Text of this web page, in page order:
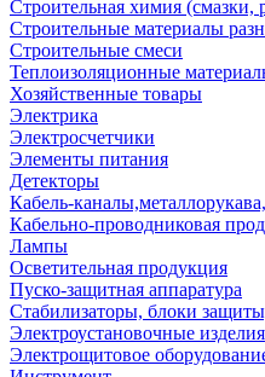
Строительная химия (смазки,
Строительные материалы
Строительные смеси
Теплоизоляционные
Хозяйственные товары
Электрика
Электросчетчики
Элементы питания
Детекторы
Кабель-
Кабельно-проводниковая
Лампы
Осветительная продукция
Пуско-защитная аппаратура
Стабилизаторы, блоки
Электроустановочные изделия
Электрощитовое